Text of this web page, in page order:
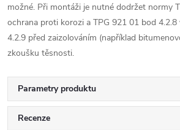
možné. Při montáži je nutné dodržet normy
ochrana proti korozi a TPG 921 01 bod
4.2.9 před zaizolováním (například
zkoušku těsnosti.
Parametry produktu
Recenze